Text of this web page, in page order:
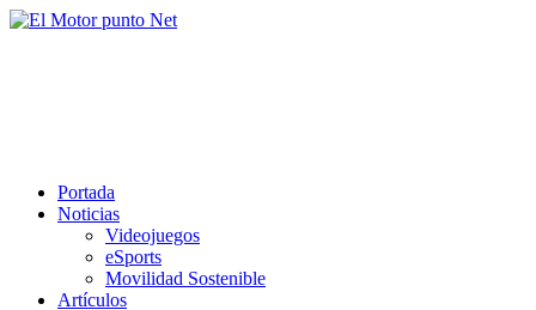
Saltar
Portada
Noticias
Videojuegos
eSports
Movilidad Sostenible
Artículos